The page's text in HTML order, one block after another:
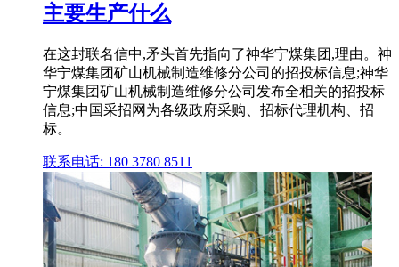
主要生产什么
在这封联名信中,矛头首先指向了神华宁煤集团,理由。神
华宁煤集团矿山机械制造维修分公司的招投标信息;神华
宁煤集团矿山机械制造维修分公司发布全相关的招投标
信息;中国采招网为各级政府采购、招标代理机构、招
标。
联系电话: 180 3780 8511